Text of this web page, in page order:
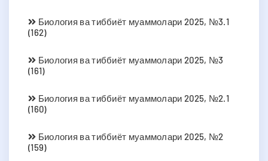
Биология ва тиббиёт муаммолари 2025, №3.1
(162)
Биология ва тиббиёт муаммолари 2025, №3
(161)
Биология ва тиббиёт муаммолари 2025, №2.1
(160)
Биология ва тиббиёт муаммолари 2025, №2
(159)